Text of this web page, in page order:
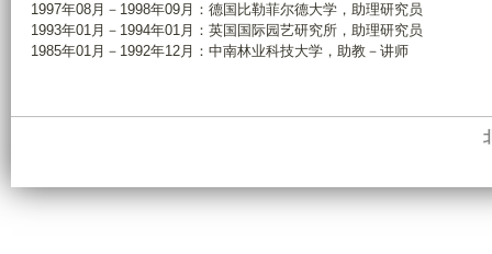
1997年08月－1998年09月：德国比勒菲尔德大学，助理研究员
1993年01月－1994年01月：英国国际园艺研究所，助理研究员
1985年01月－1992年12月：中南林业科技大学，助教－讲师